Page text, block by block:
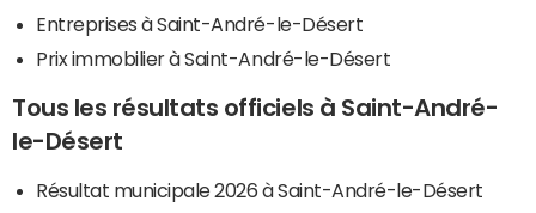
Entreprises à Saint-André-le-Désert
Prix immobilier à Saint-André-le-Désert
Tous les résultats officiels à Saint-André-
le-Désert
Résultat municipale 2026 à Saint-André-le-Désert